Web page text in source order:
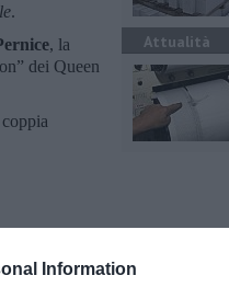
Information
.
, la
dei Queen
Attualità